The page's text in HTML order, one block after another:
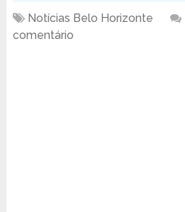
Notícias Belo Horizonte
comentário